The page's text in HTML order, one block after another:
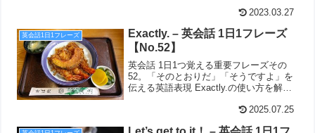
2023.03.27
英会話1日1フレーズ
Exactly. – 英会話 1日1フレーズ
【No.52】
英会話 1日1つ覚える重要フレーズその
52。「そのとおりだ」「そうですよ」を
伝える英語表現 Exactly.の使い方を解説
2025.07.25